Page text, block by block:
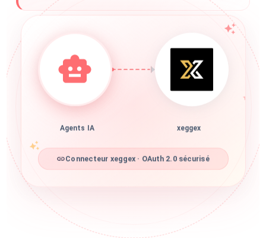
Agents IA xeggex
Connecteur xeggex · OAuth 2.0 sécurisé